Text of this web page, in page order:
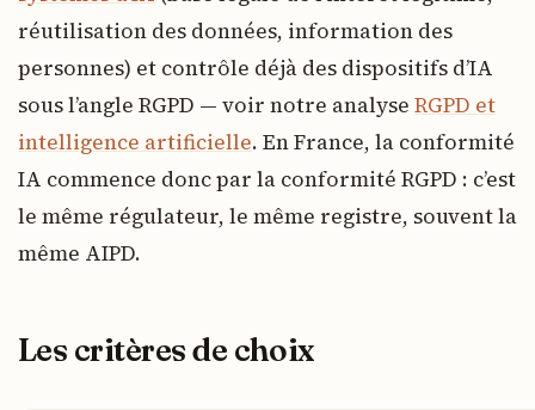
réutilisation des données, information des
personnes) et contrôle déjà des dispositifs d’IA
sous l’angle RGPD — voir notre analyse RGPD et
intelligence artificielle. En France, la conformité
IA commence donc par la conformité RGPD : c’est
le même régulateur, le même registre, souvent la
même AIPD.
Les critères de choix